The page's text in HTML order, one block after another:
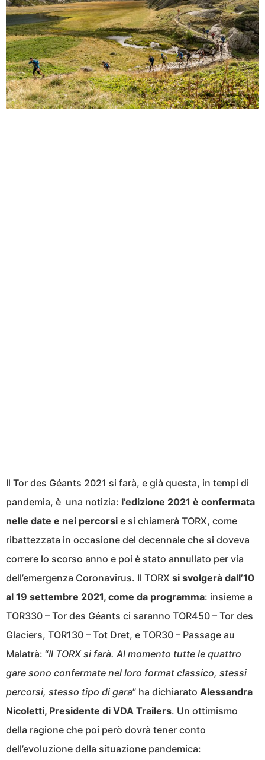
Il Tor des Géants 2021 si farà, e già questa, in tempi di
pandemia, è una notizia: l’edizione 2021 è confermata
nelle date e nei percorsi e si chiamerà TORX, come
ribattezzata in occasione del decennale che si doveva
correre lo scorso anno e poi è stato annullato per via
dell’emergenza Coronavirus. Il TORX si svolgerà dall’10
al 19 settembre 2021, come da programma: insieme a
TOR330 – Tor des Géants ci saranno TOR450 – Tor des
Glaciers, TOR130 – Tot Dret, e TOR30 – Passage au
Malatrà: “Il TORX si farà. Al momento tutte le quattro
gare sono confermate nel loro format classico, stessi
percorsi, stesso tipo di gara” ha dichiarato Alessandra
Nicoletti, Presidente di VDA Trailers. Un ottimismo
della ragione che poi però dovrà tener conto
dell’evoluzione della situazione pandemica: